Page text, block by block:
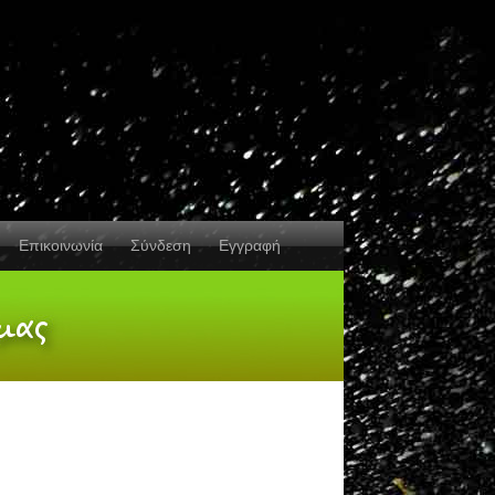
Επικοινωνία Σύνδεση Εγγραφή